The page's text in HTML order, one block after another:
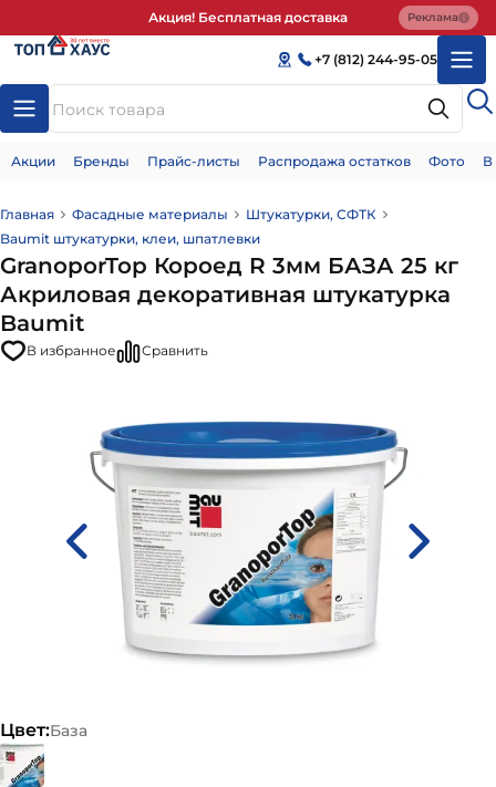
Акция! Бесплатная доставка Реклама
+7 (812) 244-95-05
Акции Бренды Прайс-листы Распродажа остатков Фото
Главная Фасадные материалы
Штукатурки, СФТК
Baumit штукатурки, клеи, шпатлевки
GranoporTop Короед R 3мм БАЗА 25 кг
Акриловая декоративная штукатурка
Baumit
В избранное Сравнить
Цвет:База